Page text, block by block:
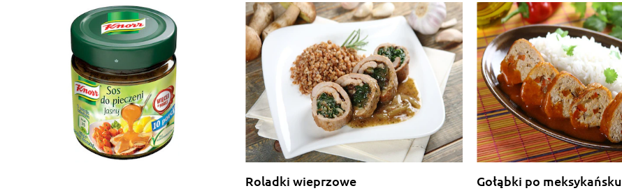
Roladki wieprzowe Gołąbki po meksykańsku